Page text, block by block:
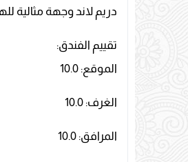
دريم لاند وجهة مثالية
تقييم الفندق:
الموقع: 10.0
الغرف: 10.0
المرافق: 10.0